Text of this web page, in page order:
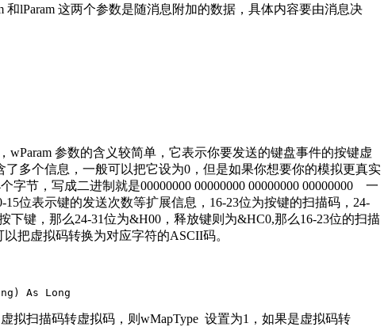
lParam 这两个参数是随消息附加的数据，具体内容要由消息决
参数的含义较简单，它表示你要发送的键盘事件的按键虚
多个信息，一般可以把它设为0，但是如果你想要你的模拟更真实
节，写成二进制就是00000000 00000000 00000000 00000000 一
位表示键的发送次数等扩展信息，16-23位为按键的扫描码，24-
键，那么24-31位为&H00，释放键则为&HC0,那么16-23位的扫描
把虚拟码转换为对应字符的ASCII码。
As Long
拟扫描码转虚拟码，则wMapType 设置为1，如果是虚拟码转